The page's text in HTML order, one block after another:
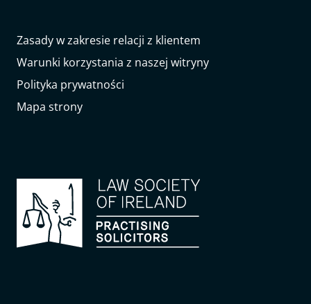
Zasady w zakresie relacji z klientem
Warunki korzystania z naszej witryny
Polityka prywatności
Mapa strony